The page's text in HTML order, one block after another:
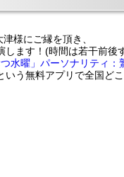
様にご縁を頂き、
します！(時間は若干前後
水曜」パーソナリティ：
いう無料アプリで全国ど